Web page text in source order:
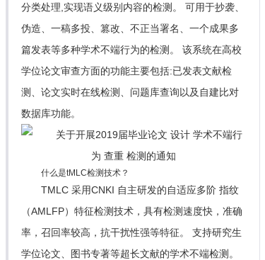
分类处理,实现语义级别内容的检测。 可用于抄袭、
伪造、一稿多投、篡改、不正当署名、一个成果多
篇发表等多种学术不端行为的检测。 该系统在高校
学位论文审查方面的功能主要包括:已发表文献检
测、论文实时在线检测、问题库查询以及自建比对
数据库功能。
什么是tMLC检测技术？
TMLC 采用CNKI 自主研发的自适应多阶 指纹
（AMLFP）特征检测技术，具有检测速度快，准确
率，召回率较高，抗干扰性强等特征。 支持研究生
学位论文、图书专著等超长文献的学术不端检测。